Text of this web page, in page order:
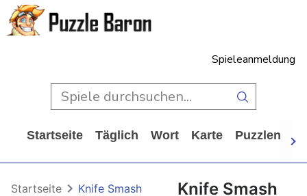
Spieleanmeldung
Startseite Täglich Wort Karte Puzzlen
Knife Smash
Startseite Knife Smash